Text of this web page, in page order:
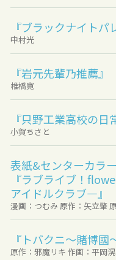
『ブラックナイトパ
中村光
『岩元先輩乃推薦』
椎橋寛
『只野工業高校の日
小賀ちさと
表紙&センターカラー
『ラブライブ！
アイドルクラブ―』
漫画：つむみ 原作：矢立肇
『トバクニ～賭博國
原作：邪魔リキ 作画：平岡